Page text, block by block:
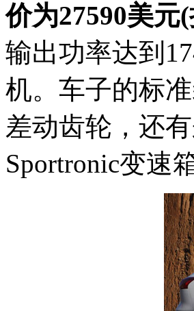
价为27590美元
输出功率达到
机。车子的标
差动齿轮，还
Sportronic变速箱